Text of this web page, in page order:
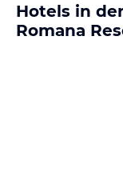
Hotels in
Romana